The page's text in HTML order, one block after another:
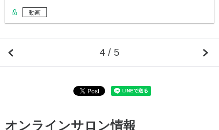
動画
4 / 5
オンラインサロン情報